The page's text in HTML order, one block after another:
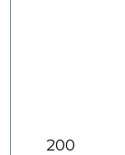
200